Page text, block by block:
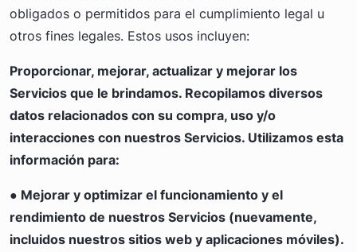
obligados o permitidos para el cumplimiento legal u
otros fines legales. Estos usos incluyen:
Proporcionar, mejorar, actualizar y mejorar los
Servicios que le brindamos. Recopilamos diversos
datos relacionados con su compra, uso y/o
interacciones con nuestros Servicios. Utilizamos esta
información para:
● Mejorar y optimizar el funcionamiento y el
rendimiento de nuestros Servicios (nuevamente,
incluidos nuestros sitios web y aplicaciones móviles).